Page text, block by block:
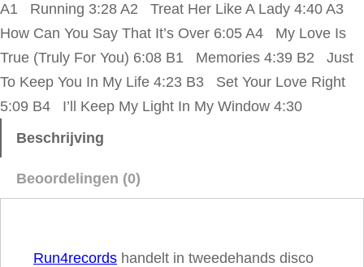
i
o
n
s
–
r
A1 Running 3:28 A2 Treat Her Like A Lady 4:40 A3
How Can You Say That It’s Over 6:05 A4 My Love Is
True (Truly For You) 6:08 B1 Memories 4:39 B2 Just
To Keep You In My Life 4:23 B3 Set Your Love Right
5:09 B4 I’ll Keep My Light In My Window 4:30
Beschrijving
Beoordelingen (0)
Run4records handelt in tweedehands disco